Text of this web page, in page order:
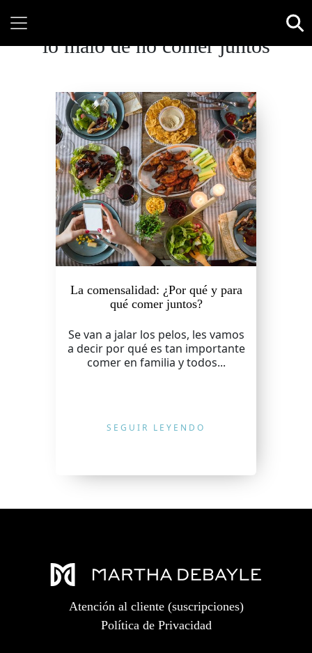
lo malo de no comer juntos
La comensalidad: ¿Por qué y para
qué comer juntos?
Se van a jalar los pelos, les vamos
a decir por qué es tan importante
comer en familia y todos...
SEGUIR LEYENDO
Atención al cliente (suscripciones)
Política de Privacidad